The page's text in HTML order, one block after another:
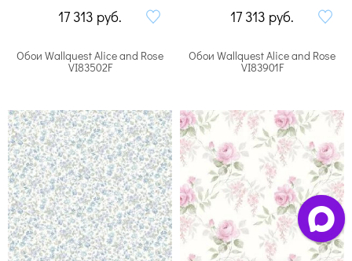
17 313 руб. 17 313 руб.
Обои Wallquest Alice and Rose
VI83502F
Обои Wallquest Alice and Rose
VI83901F